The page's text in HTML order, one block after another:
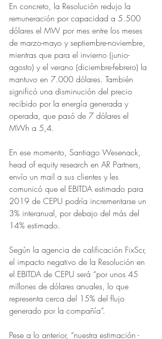
En concreto, la Resolución redujo la
remuneración por capacidad a 5.500
dólares el MW por mes entre los meses
de marzo-mayo y septiembre-noviembre,
mientras que para el invierno (junio-
agosto) y el verano (diciembre-febrero) la
mantuvo en 7.000 dólares. También
significó una disminución del precio
recibido por la energía generada y
operada, que pasó de 7 dólares el
MWh a 5,4.
En ese momento, Santiago Wesenack,
head of equity research en AR Partners,
envío un mail a sus clientes y les
comunicó que el EBITDA estimado para
2019 de CEPU podría incrementarse un
3% interanual, por debajo del más del
14% estimado.
Según la agencia de calificación FixScr,
el impacto negativo de la Resolución en
el EBITDA de CEPU será “por unos 45
millones de dólares anuales, lo que
representa cerca del 15% del flujo
generado por la compañía”.
Pese a lo anterior, “nuestra estimación -